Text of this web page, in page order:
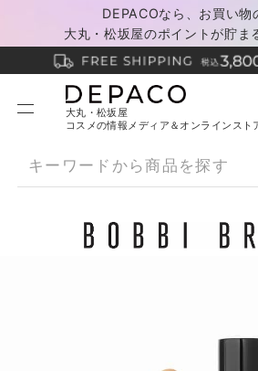
DEPACOなら、お買い物
大丸・松坂屋のポイントが貯ま
大丸・松坂屋
コスメの情報メディア＆オンラインスト